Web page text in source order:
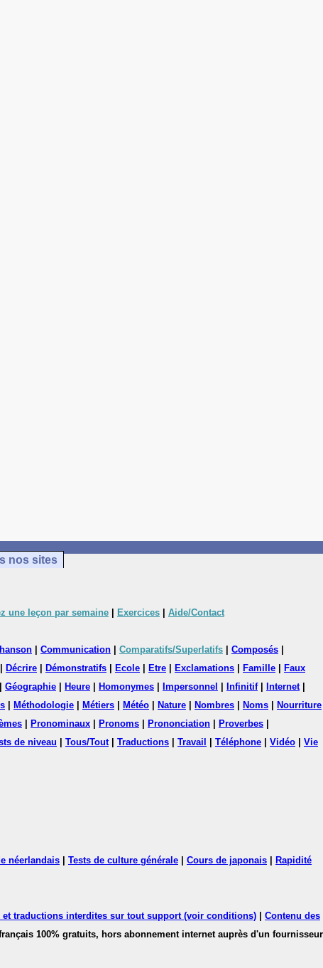
nos sites
une leçon par semaine Exercices Aide/Contact
Communication Comparatifs/Superlatifs Composés
Décrire Démonstratifs Ecole Etre Exclamations Famille
Faux
Géographie Heure Homonymes Impersonnel Infinitif| Internet|
Méthodologie Métiers Météo Nature Nombres Noms
Nourriture
Pronominaux Pronoms Prononciation Proverbes
de niveau Tous/Tout| Traductions Travail Téléphone Vidéo
Vie
néerlandais Tests de culture générale Cours de japonais
Rapidité
et traductions interdites sur tout support (voir conditions)
Contenu des
100% gratuits, hors abonnement internet auprès d'un fournisseur